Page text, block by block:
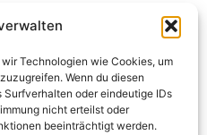
Technologien wie Cookies, um
Wenn du diesen
oder eindeutige IDs
nicht erteilst oder
beeinträchtigt werden.